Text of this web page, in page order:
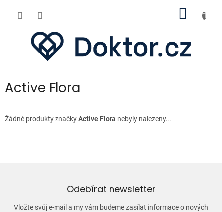
Active Flora
Žádné produkty značkyActive Flora nebyly nalezeny...
Odebírat newsletter
Vložte svůj e-mail a my vám budeme zasílat informace o nových